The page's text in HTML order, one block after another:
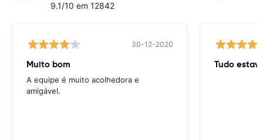
9.1/10 em 12842
30-12-2020
Muito bom
A equipe é muito acolhedora e
amigável.
Tudo